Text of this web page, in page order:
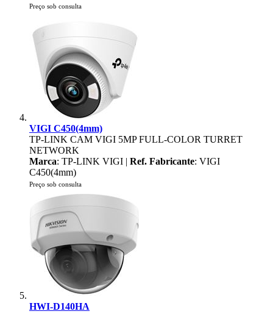
Preço sob consulta
VIGI C450(4mm)
TP-LINK CAM VIGI 5MP FULL-COLOR TURRET
NETWORK
Marca: TP-LINK VIGI | Ref. Fabricante: VIGI
C450(4mm)
Preço sob consulta
HWI-D140HA